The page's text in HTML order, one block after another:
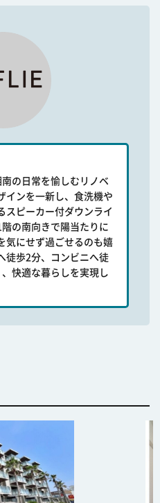
の日常を愉しむリノベ
インを一新し、食洗機や
スピーカー付ダウンライ
の南向きで陽当たりに
気にせず過ごせるのも嬉
徒歩2分、コンビニへ徒
快適な暮らしを実現し